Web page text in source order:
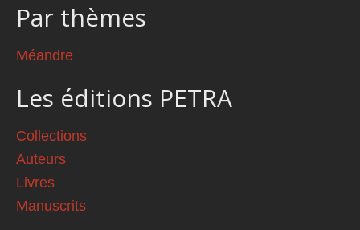
Par thèmes
Méandre
Les éditions PETRA
Collections
Auteurs
Livres
Manuscrits